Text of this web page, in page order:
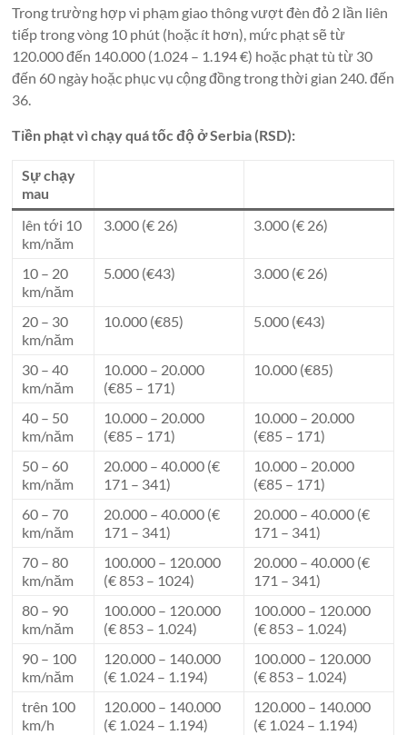
Trong trường hợp vi phạm giao thông vượt đèn đỏ 2 lần liên
tiếp trong vòng 10 phút (hoặc ít hơn), mức phạt sẽ từ
120.000 đến 140.000 (1.024 – 1.194 €) hoặc phạt tù từ 30
đến 60 ngày hoặc phục vụ cộng đồng trong thời gian 240. đến
36.
Tiền phạt vì chạy quá tốc độ ở Serbia (RSD):
Sự chạy
mau
lên tới 10
km/năm
3.000 (€ 26) 3.000 (€ 26)
10 – 20
km/năm
5.000 (€43) 3.000 (€ 26)
20 – 30
km/năm
10.000 (€85) 5.000 (€43)
30 – 40
km/năm
10.000 – 20.000
(€85 – 171)
10.000 (€85)
40 – 50
km/năm
10.000 – 20.000
(€85 – 171)
10.000 – 20.000
(€85 – 171)
50 – 60
km/năm
20.000 – 40.000 (€
171 – 341)
10.000 – 20.000
(€85 – 171)
60 – 70
km/năm
20.000 – 40.000 (€
171 – 341)
20.000 – 40.000 (€
171 – 341)
70 – 80
km/năm
100.000 – 120.000
(€ 853 – 1024)
20.000 – 40.000 (€
171 – 341)
80 – 90
km/năm
100.000 – 120.000
(€ 853 – 1.024)
100.000 – 120.000
(€ 853 – 1.024)
90 – 100
km/năm
120.000 – 140.000
(€ 1.024 – 1.194)
100.000 – 120.000
(€ 853 – 1.024)
trên 100
km/h
120.000 – 140.000
(€ 1.024 – 1.194)
120.000 – 140.000
(€ 1.024 – 1.194)